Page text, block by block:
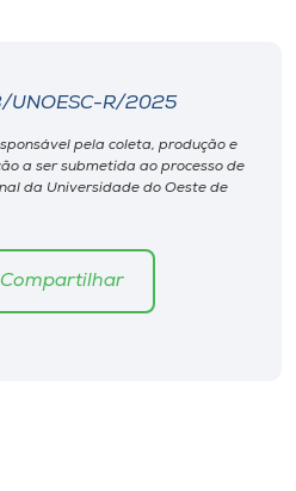
UNOESC-R/2025
pela coleta, produção e
a ser submetida ao processo de
da Universidade do Oeste de
Compartilhar